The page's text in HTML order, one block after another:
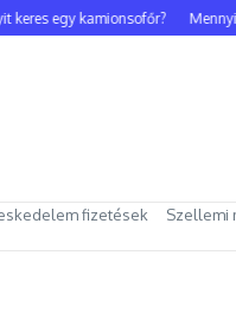
egy kamionsofőr? Mennyit
fizetések
Szellemi